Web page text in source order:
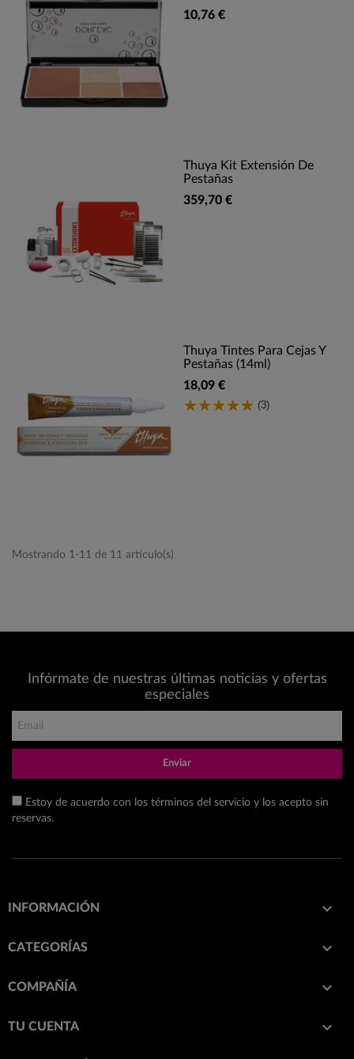
10,76 €
Thuya Kit Extensión De
Pestañas
359,70 €
Thuya Tintes Para Cejas Y
Pestañas (14ml)
18,09 €
(3)
Mostrando 1-11 de 11 artículo(s)
Infórmate de nuestras últimas noticias y ofertas
especiales
Enviar
Estoy de acuerdo con los términos del servicio y los acepto sin
reservas.
INFORMACIÓN 
CATEGORÍAS 
COMPAÑÍA 
TU CUENTA 